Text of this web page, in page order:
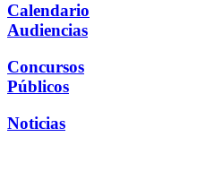
Calendario
Audiencias
Concursos
Públicos
Noticias